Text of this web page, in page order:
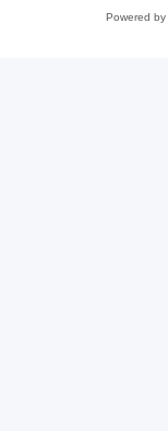
Powered by